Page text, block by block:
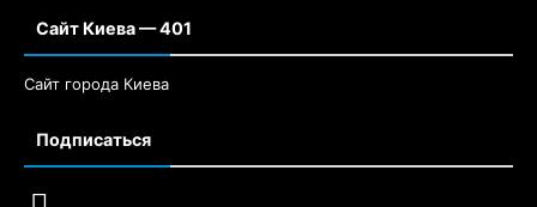
Сайт Киева — 401
Сайт города Киева
Подписаться